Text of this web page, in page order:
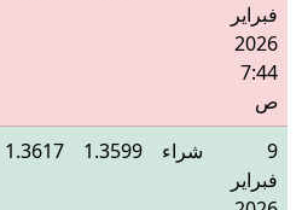
فبراير
2026
7:44
ص
9
فبراير
شراء 1.3599
1.3617